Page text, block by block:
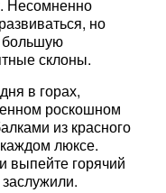
Несомненно
но
большую
склоны.
в горах,
роскошном
из красного
люксе.
выпейте горячий